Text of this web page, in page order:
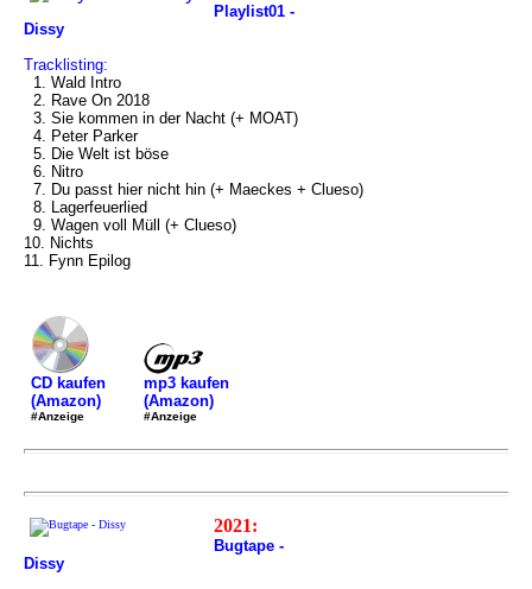
Playlist01 -
Dissy
Tracklisting:
1. Wald Intro
2. Rave On 2018
3. Sie kommen in der Nacht (+ MOAT)
4. Peter Parker
5. Die Welt ist böse
6. Nitro
7. Du passt hier nicht hin (+ Maeckes + Clueso)
8. Lagerfeuerlied
9. Wagen voll Müll (+ Clueso)
10. Nichts
11. Fynn Epilog
CD kaufen
(Amazon)
#Anzeige
mp3 kaufen
(Amazon)
#Anzeige
2021:
Bugtape -
Dissy